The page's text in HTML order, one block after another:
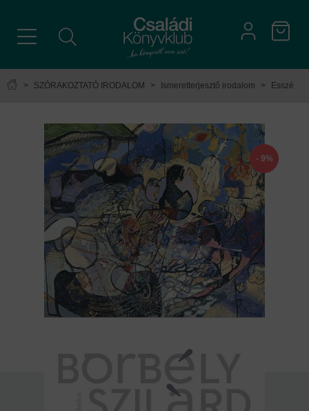
> SZÓRAKOZTATÓ IRODALOM > Ismeretterjesztő irodalom > Esszé
- 9%